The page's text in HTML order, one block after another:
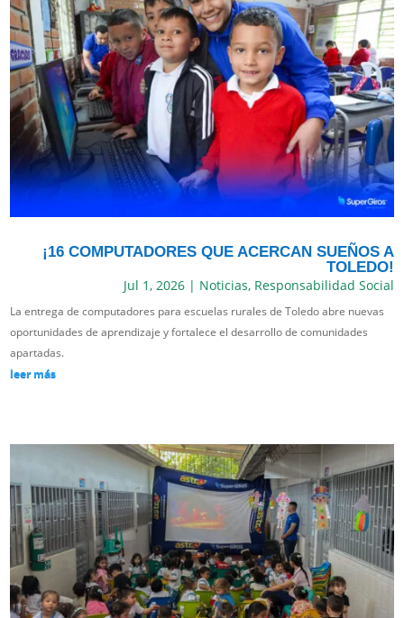
¡16 COMPUTADORES QUE ACERCAN SUEÑOS A
TOLEDO!
Jul 1, 2026| Noticias, Responsabilidad Social
La entrega de computadores para escuelas rurales de Toledo abre nuevas
oportunidades de aprendizaje y fortalece el desarrollo de comunidades
apartadas.
leer más